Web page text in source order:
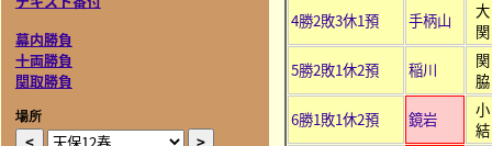
幕内勝負
十両勝負
関取勝負
場所
4勝2敗3休1預
手柄山
大
関
5勝2敗1休2預
稲川
関
脇
6勝1敗1休2預
鏡岩
小
結